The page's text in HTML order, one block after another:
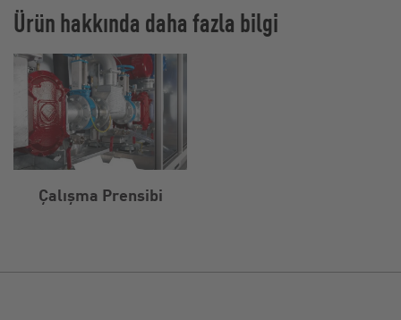
Ürün hakkında daha fazla bilgi
Çalışma Prensibi